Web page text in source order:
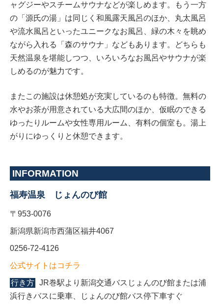
ャグジーやスチームサウナなどが楽しめます。もう一方
の「源氏の湯」は同じく和風露天風呂のほか、丸太風呂
や流水風呂といったユニークなお風呂、緑の木々を眺め
ながら入れる「森のサウナ」などもあります。どちらも
天然温泉を堪能しつつ、いろいろなお風呂やサウナが楽
しめるのが魅力です。
またこの施設は休憩処が充実しているのも特徴。無料の
水やお茶が用意されている大広間のほか、仮眠のできる
ゆったりルームや女性専用ルーム、有料の個室も。湯上
がりにゆっくりと休憩できます。
INFORMATION
福寿温泉 じょんのび館
〒953-0076
新潟県新潟市西蒲区福井4067
0256-72-4126
公式サイトはコチラ
行き方 JR巻駅より新潟交通バスじょんのび館または浦
浜行きバスに乗車、じょんのび館バス停下車すぐ